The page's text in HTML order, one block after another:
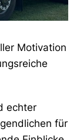
Motivation
echter
für